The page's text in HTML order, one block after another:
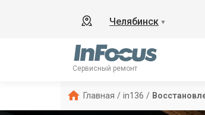
Челябинск ▼
Сервисный ремонт
Главная / in136 /